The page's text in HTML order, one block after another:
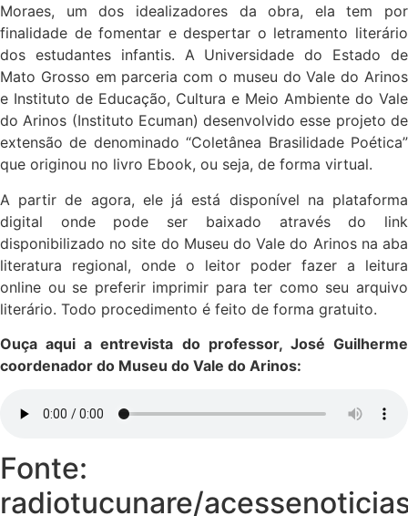
Moraes, um dos idealizadores da obra, ela tem por
finalidade de fomentar e despertar o letramento literário
dos estudantes infantis. A Universidade do Estado de
Mato Grosso em parceria com o museu do Vale do Arinos
e Instituto de Educação, Cultura e Meio Ambiente do Vale
do Arinos (Instituto Ecuman) desenvolvido esse projeto de
extensão de denominado “Coletânea Brasilidade Poética”
que originou no livro Ebook, ou seja, de forma virtual.
A partir de agora, ele já está disponível na plataforma
digital onde pode ser baixado através do link
disponibilizado no site do Museu do Vale do Arinos na aba
literatura regional, onde o leitor poder fazer a leitura
online ou se preferir imprimir para ter como seu arquivo
literário. Todo procedimento é feito de forma gratuito.
Ouça aqui a entrevista do professor, José Guilherme
coordenador do Museu do Vale do Arinos:
Fonte:
radiotucunare/